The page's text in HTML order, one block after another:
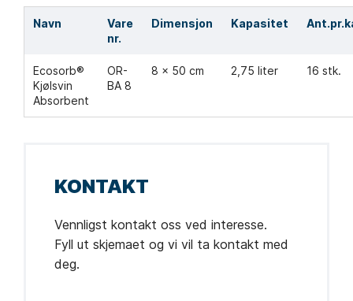
Navn
Vare
nr.
Dimensjon Kapasitet
Ecosorb®
Kjølsvin
Absorbent
OR-
BA 8
8 x 50 cm 2,75 liter 16 stk.
KONTAKT
Vennligst kontakt oss ved interesse.
Fyll ut skjemaet og vi vil ta kontakt med
deg.